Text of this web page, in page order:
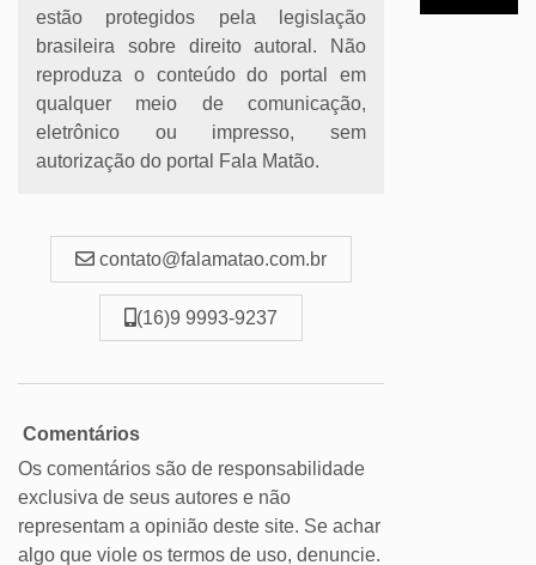
estão protegidos pela legislação
brasileira sobre direito autoral. Não
reproduza o conteúdo do portal em
qualquer meio de comunicação,
eletrônico ou impresso, sem
autorização do portal Fala Matão.
contato@falamatao.com.br
(16)9 9993-9237
Comentários
Os comentários são de responsabilidade
exclusiva de seus autores e não
representam a opinião deste site. Se achar
algo que viole os termos de uso, denuncie.